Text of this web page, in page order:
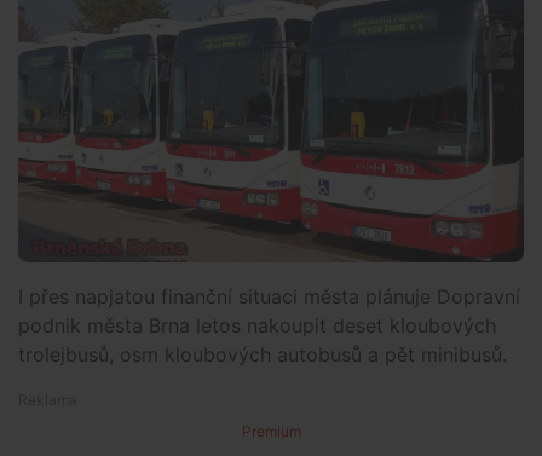
I přes napjatou finanční situaci města plánuje Dopravní
podnik města Brna letos nakoupit deset kloubových
trolejbusů, osm kloubových autobusů a pět minibusů.
Premium